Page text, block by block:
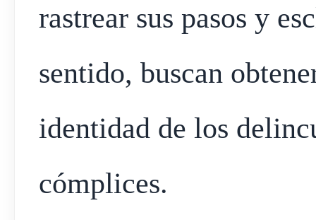
rastrear sus pasos y
sentido, buscan
identidad de los
cómplices.